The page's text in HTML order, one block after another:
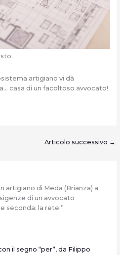
artigiano vi dà
casa di un facoltoso avvocato!
Articolo successivo →
artigiano di Meda (Brianza) a
di un avvocato
seconda: la rete.”
il segno “per”, da Filippo